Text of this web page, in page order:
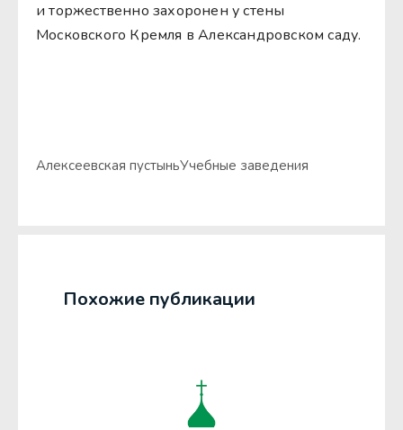
и торжественно захоронен у стены
Московского Кремля в Александровском саду.
Алексеевская пустыньУчебные заведения
Похожие публикации